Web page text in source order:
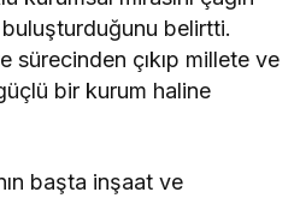
belirtti.
sürecinden çıkıp millete ve
bir kurum haline
başta inşaat ve